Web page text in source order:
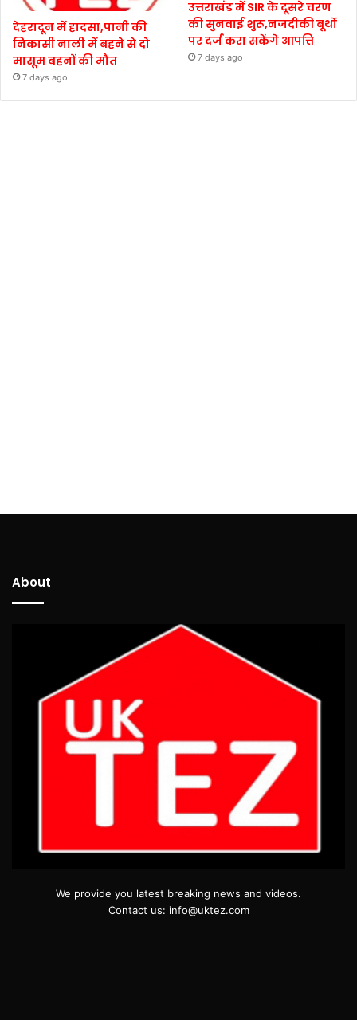
देहरादून में हादसा,पानी की
निकासी नाली में बहने से दो
मासूम बहनों की मौत
7 days ago
उत्तराखंड में SIR के दूसरे चरण
की सुनवाई शुरू,नजदीकी बूथों
पर दर्ज करा सकेंगे आपत्ति
7 days ago
About
We provide you latest breaking news and videos.
Contact us: info@uktez.com